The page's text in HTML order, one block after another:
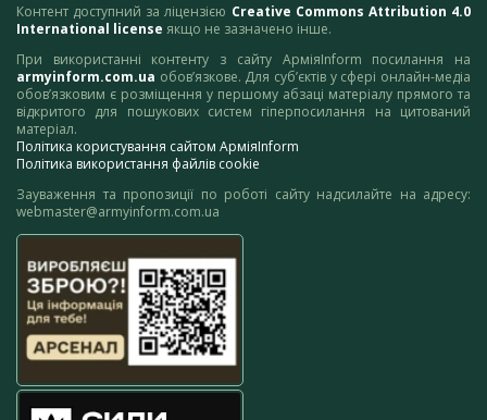
Контент доступний за ліцензією Creative Commons Attribution 4.0
International license якщо не зазначено інше.
При використанні контенту з сайту АрміяInform посилання на
armyinform.com.ua обов’язкове. Для суб’єктів у сфері онлайн-медіа
обов’язковим є розміщення у першому абзаці матеріалу прямого та
відкритого для пошукових систем гіперпосилання на цитований
матеріал.
Політика користування сайтом АрміяInform
Політика використання файлів cookie
Зауваження та пропозиції по роботі сайту надсилайте на адресу:
webmaster@armyinform.com.ua